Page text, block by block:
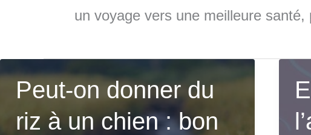
un voyage vers une meilleure
Peut-on donner du
riz à un chien : bon